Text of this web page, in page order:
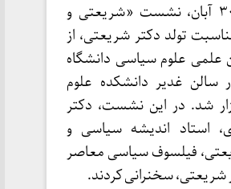
روز شنبه ۳۰ آبان، نشست «شریعتی و
تولد دکتر شریعتی، از
علوم سیاسی دانشگاه
سالن غدیر دانشکده علوم
شد. در این نشست، دکتر
استاد اندیشه سیاسی و
فیلسوف سیاسی معاصر
شریعتی، سخنرانی کردند.